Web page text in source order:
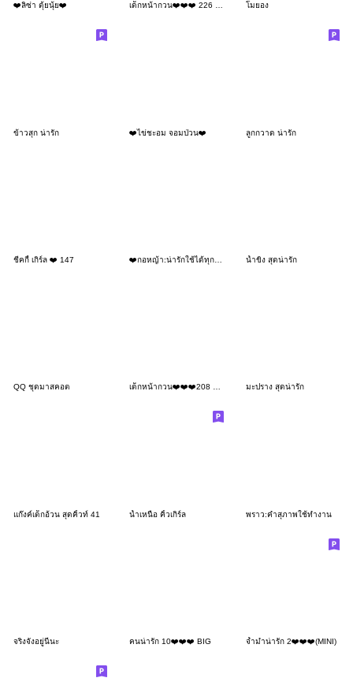
❤️ลิซ่า ตุ้ยนุ้ย❤️ เด็กหน้ากวน❤️❤️❤️ 226 BIG โมยอง
ข้าวสุก น่ารัก ❤️ไข่ชะอม จอมป่วน❤️ ลูกกวาด น่ารัก
ชีคกี้ เกิร์ล ❤️ 147 น้ำขิง สุดน่ารัก
QQ ชุดมาสคอต เด็กหน้ากวน❤️❤️❤️208 BIG มะปราง สุดน่ารัก
แก๊งค์เด็กอ้วน สุดคิ้วท์ 41 น้ำเหนือ คิ้วเกิร์ล พราว:คำสุภาพใช้ทำงาน
จริงจังอยู่นี่นะ คนน่ารัก 10❤️❤️❤️ BIG จ้ำม่ำน่ารัก 2❤️❤️❤️(MINI)